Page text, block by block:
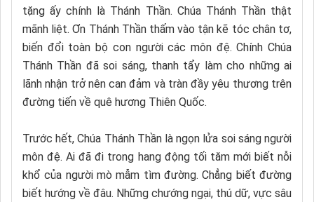
tặng ấy chính là Thánh Thần. Chúa Thánh Thần thật
mãnh liệt. Ơn Thánh Thần thấm vào tận kẽ tóc chân tơ,
biến đổi toàn bộ con người các môn đệ. Chính Chúa
Thánh Thần đã soi sáng, thanh tẩy làm cho những ai
lãnh nhận trở nên can đảm và tràn đầy yêu thương trên
đường tiến về quê hương Thiên Quốc.
Trước hết, Chúa Thánh Thần là ngọn lửa soi sáng người
môn đệ. Ai đã đi trong hang động tối tăm mới biết nỗi
khổ của người mò mẫm tìm đường. Chẳng biết đường
biết hướng về đâu. Những chướng ngại, thú dữ, vực sâu